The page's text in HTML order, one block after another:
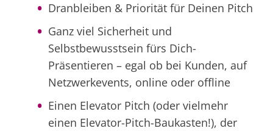
Dranbleiben & Priorität für Deinen Pitch
Ganz viel Sicherheit und
Selbstbewusstsein fürs Dich-
Präsentieren – egal ob bei Kunden, auf
Netzwerkevents, online oder offline
Einen Elevator Pitch (oder vielmehr
einen Elevator-Pitch-Baukasten!), der